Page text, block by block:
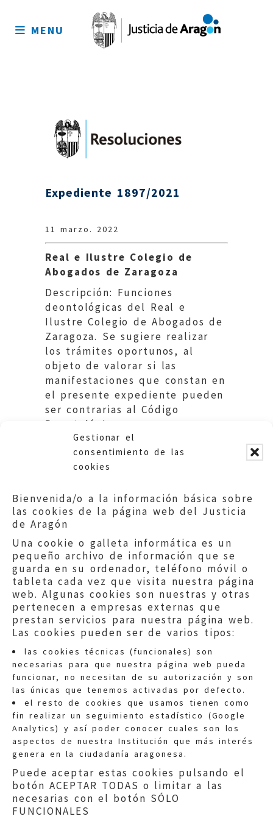
Gestionar el
consentimiento de las
cookies
Bienvenida/o a la información básica sobre
las cookies de la página web del Justicia
de Aragón
Una cookie o galleta informática es un
pequeño archivo de información que se
guarda en su ordenador, teléfono móvil o
tableta cada vez que visita nuestra página
web. Algunas cookies son nuestras y otras
pertenecen a empresas externas que
prestan servicios para nuestra página web.
Las cookies pueden ser de varios tipos:
las cookies técnicas (funcionales) son
necesarias para que nuestra página web pueda
funcionar, no necesitan de su autorización y son
las únicas que tenemos activadas por defecto.
el resto de cookies que usamos tienen como
fin realizar un seguimiento estadístico (Google
Analytics) y así poder conocer cuales son los
aspectos de nuestra Institución que más interés
genera en la ciudadanía aragonesa.
Puede aceptar estas cookies pulsando el
botón ACEPTAR TODAS o limitar a las
necesarias con el botón SÓLO
FUNCIONALES
sitio
MENU
Expediente 1897/2021
11 marzo. 2022
Real e Ilustre Colegio de
Abogados de Zaragoza
Descripción: Funciones
deontológicas del Real e
Ilustre Colegio de Abogados de
Zaragoza. Se sugiere realizar
los trámites oportunos, al
objeto de valorar si las
manifestaciones que constan en
el presente expediente pueden
ser contrarias al Código
Deontológico y, en cuyo caso,
actuar en consecuencia.
Quejas:quejas@eljusticiadearagon.es
Información general:
informacion@eljusticiadearagon.es
Teléfonos:900 210 210/